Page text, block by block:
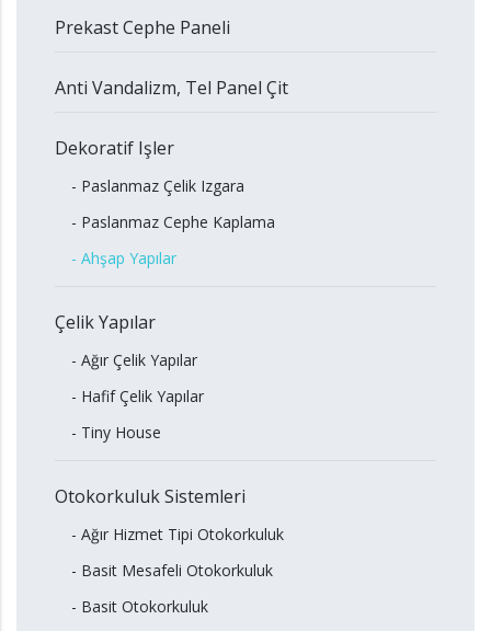
Prekast Cephe Paneli
Anti Vandalizm, Tel Panel Çit
Dekoratif Işler
- Paslanmaz Çelik Izgara
- Paslanmaz Cephe Kaplama
- Ahşap Yapılar
Çelik Yapılar
- Ağır Çelik Yapılar
- Hafif Çelik Yapılar
- Tiny House
Otokorkuluk Sistemleri
- Ağır Hizmet Tipi Otokorkuluk
- Basit Mesafeli Otokorkuluk
- Basit Otokorkuluk